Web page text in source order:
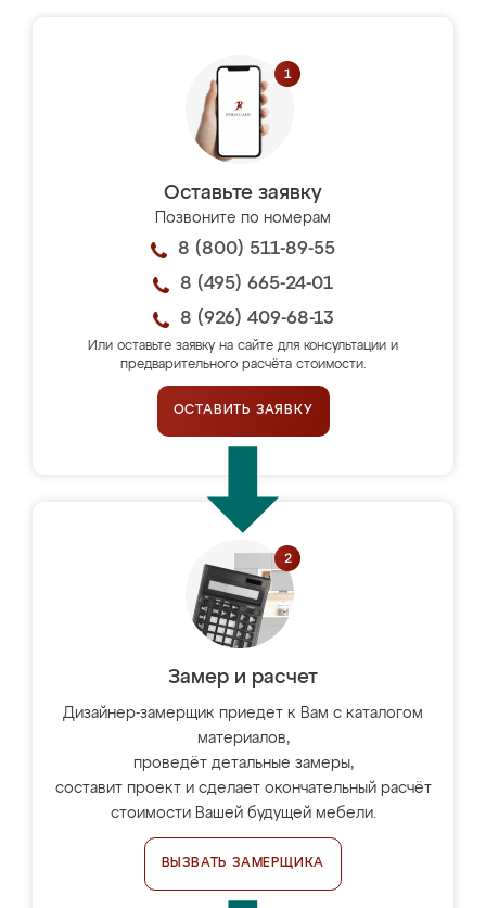
Оставьте заявку
Позвоните по номерам
8 (800) 511-89-55
8 (495) 665-24-01
8 (926) 409-68-13
Или оставьте заявку на сайте для консультации и
предварительного расчёта стоимости.
ОСТАВИТЬ ЗАЯВКУ
Замер и расчет
Дизайнер-замерщик приедет к Вам с каталогом
материалов,
проведёт детальные замеры,
составит проект и сделает окончательный расчёт
стоимости Вашей будущей мебели.
ВЫЗВАТЬ ЗАМЕРЩИКА